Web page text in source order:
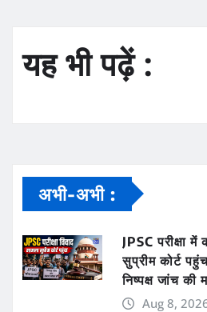
यह भी पढ़ें :
अभी-अभी :
JPSC परीक्षा
सुप्रीम कोर्ट
निष्पक्ष जांच की
Aug 8,